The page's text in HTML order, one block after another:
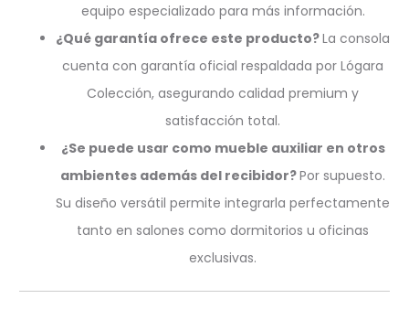
equipo especializado para más información.
¿Qué garantía ofrece este producto?La consola
cuenta con garantía oficial respaldada por Lógara
Colección, asegurando calidad premium y
satisfacción total.
¿Se puede usar como mueble auxiliar en otros
ambientes además del recibidor?Por supuesto.
Su diseño versátil permite integrarla perfectamente
tanto en salones como dormitorios u oficinas
exclusivas.